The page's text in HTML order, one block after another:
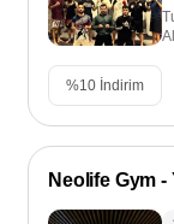
%10 İndirim
Neolife Gym -